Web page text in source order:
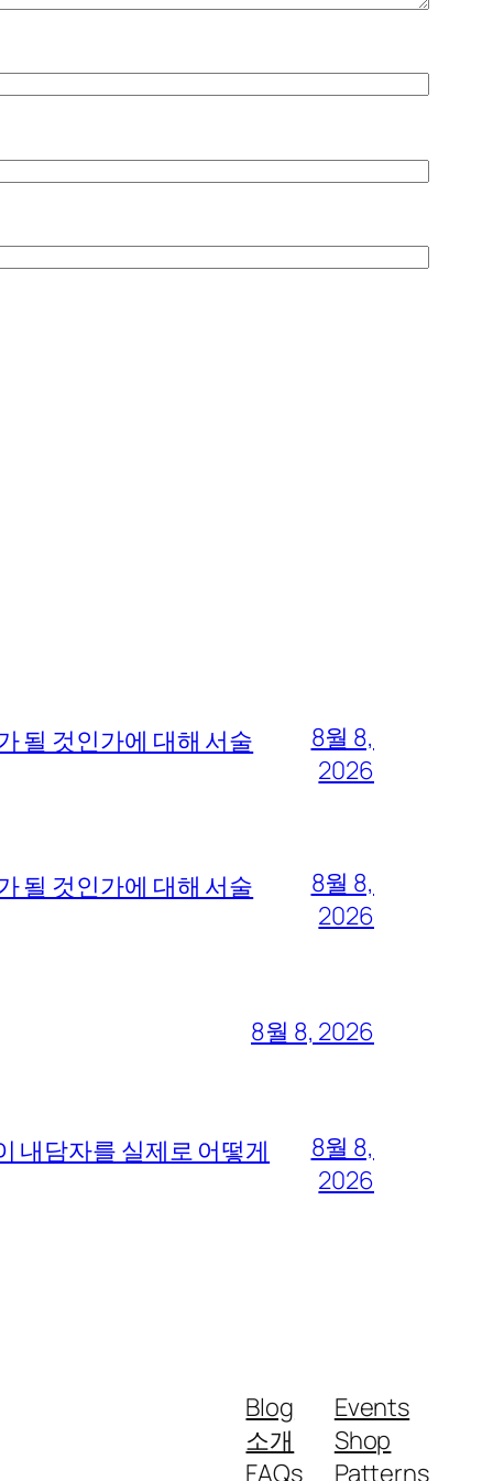
될 것인가에 대해 서술
8월 8,
2026
될 것인가에 대해 서술
8월 8,
2026
8월 8, 2026
내담자를 실제로 어떻게
8월 8,
2026
Blog
소개
FAQs
Events
Shop
Patterns